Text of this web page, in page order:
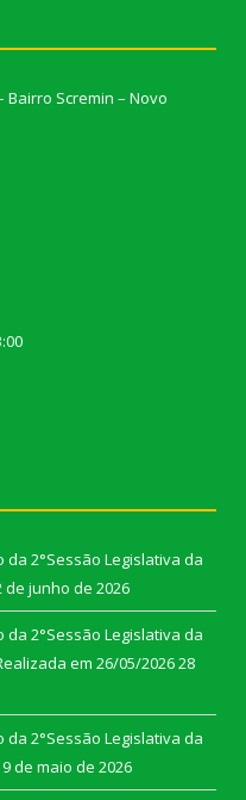
Bairro Scremin – Novo
da 2°Sessão Legislativa da
de junho de 2026
da 2°Sessão Legislativa da
em 26/05/202628
da 2°Sessão Legislativa da
de maio de 2026